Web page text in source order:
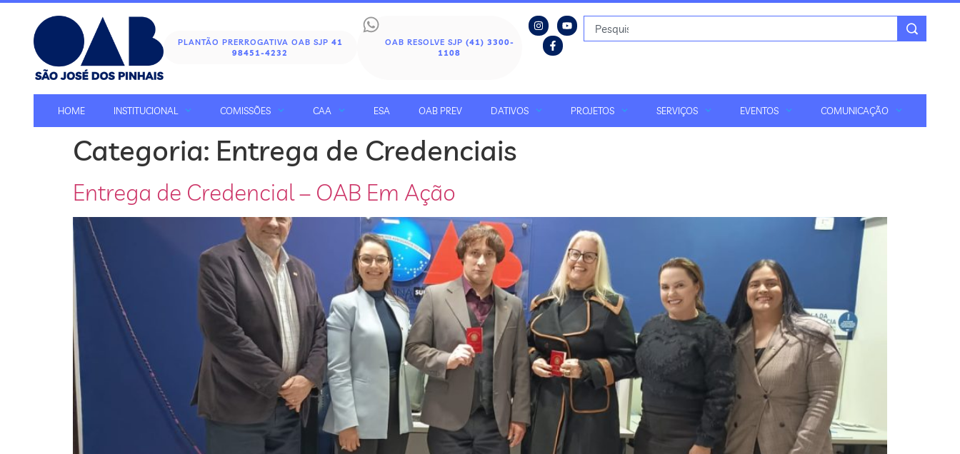
PLANTÃO PRERROGATIVA OAB SJP 41
98451-4232
OAB RESOLVE SJP (41) 3300-
1108
HOME INSTITUCIONAL COMISSÕES CAA ESA OAB PREV DATIVOS PROJETOS SERVIÇOS EVENTOS COMUNICAÇÃO
Categoria: Entrega de Credenciais
Entrega de Credencial – OAB Em Ação